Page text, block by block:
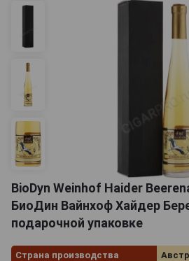
BioDyn Weinhof Haider
БиоДин Вайнхоф Хайдер
подарочной упаковке
Страна производства